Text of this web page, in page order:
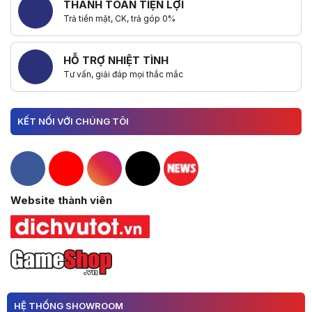
THANH TOÁN TIỆN LỢI
Trả tiền mặt, CK, trả góp 0%
HỖ TRỢ NHIỆT TÌNH
Tư vấn, giải đáp mọi thắc mắc
KẾT NỐI VỚI CHÚNG TÔI
Hacom Facebook
Hacom YouTube
Hacom Instagram
Hacom TikTok
Website thành viên
HỆ THỐNG SHOWROOM